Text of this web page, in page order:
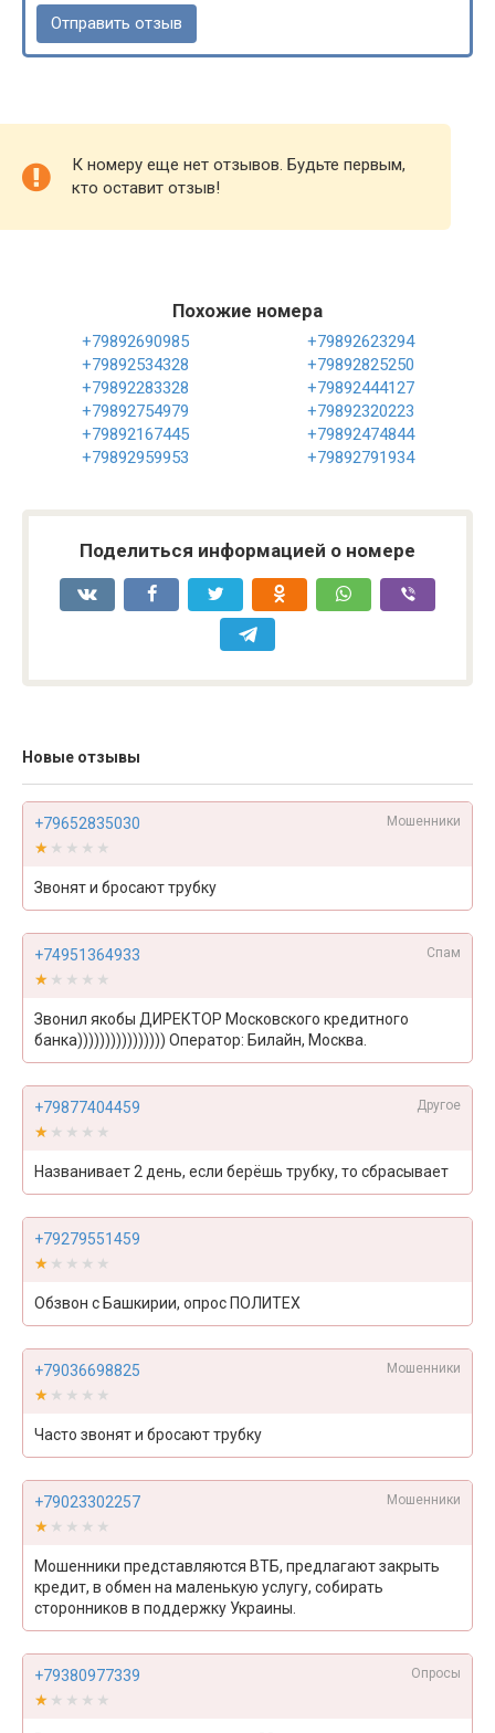
К номеру еще нет отзывов. Будьте первым,
кто оставит отзыв!
Похожие номера
+79892690985
+79892623294
+79892534328
+79892825250
+79892283328
+79892444127
+79892754979
+79892320223
+79892167445
+79892474844
+79892959953
+79892791934
Поделиться информацией о номере
Новые отзывы
+79652835030 Мошенники
★★★★★
★★★★★
Звонят и бросают трубку
+74951364933 Спам
★★★★★
★★★★★
Звонил якобы ДИРЕКТОР Московского кредитного
банка)))))))))))))))) Оператор: Билайн, Москва.
+79877404459 Другое
★★★★★
★★★★★
Названивает 2 день, если берёшь трубку, то сбрасывает
+79279551459
★★★★★
★★★★★
Обзвон с Башкирии, опрос ПОЛИТЕХ
+79036698825 Мошенники
★★★★★
★★★★★
Часто звонят и бросают трубку
+79023302257 Мошенники
★★★★★
★★★★★
Мошенники представляются ВТБ, предлагают закрыть
кредит, в обмен на маленькую услугу, собирать
сторонников в поддержку Украины.
+79380977339 Опросы
★★★★★
★★★★★